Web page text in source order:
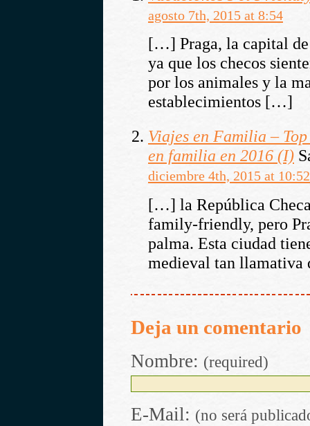
agosto 7th, 2015 at 8:54
[…] Praga, la capital
ya que los checos
por los animales y la
establecimientos […]
Viajes en Familia –
en familia en 2016 (I)
diciembre 4th, 2015 at 10:52
[…] la República
family-friendly, pero
palma. Esta ciudad
medieval tan
Deja un comentario
Nombre: (required)
E-Mail: (no será